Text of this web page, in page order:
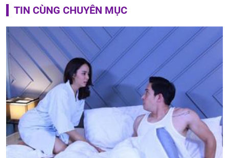
TIN CÙNG CHUYÊN MỤC